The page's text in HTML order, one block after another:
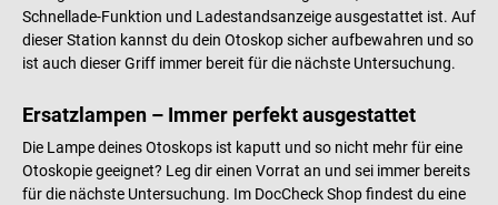
Schnellade-Funktion und Ladestandsanzeige ausgestattet ist. Auf
dieser Station kannst du dein Otoskop sicher aufbewahren und so
ist auch dieser Griff immer bereit für die nächste Untersuchung.
Ersatzlampen – Immer perfekt ausgestattet
Die Lampe deines Otoskops ist kaputt und so nicht mehr für eine
Otoskopie geeignet? Leg dir einen Vorrat an und sei immer bereits
für die nächste Untersuchung. Im DocCheck Shop findest du eine